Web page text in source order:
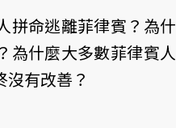
拼命逃離菲律賓？為什
為什麼大多數菲律賓人
有改善？